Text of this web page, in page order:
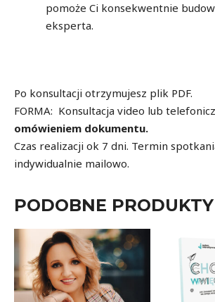
pomoże Ci konsekwentnie
eksperta.
Po konsultacji otrzymujesz plik PDF.
FORMA: Konsultacja video lub
omówieniem dokumentu.
Czas realizacji ok 7 dni. Termin
indywidualnie mailowo.
PODOBNE PRODUKTY